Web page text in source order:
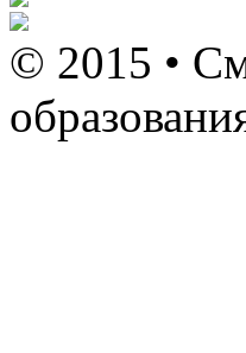
© 2015 •